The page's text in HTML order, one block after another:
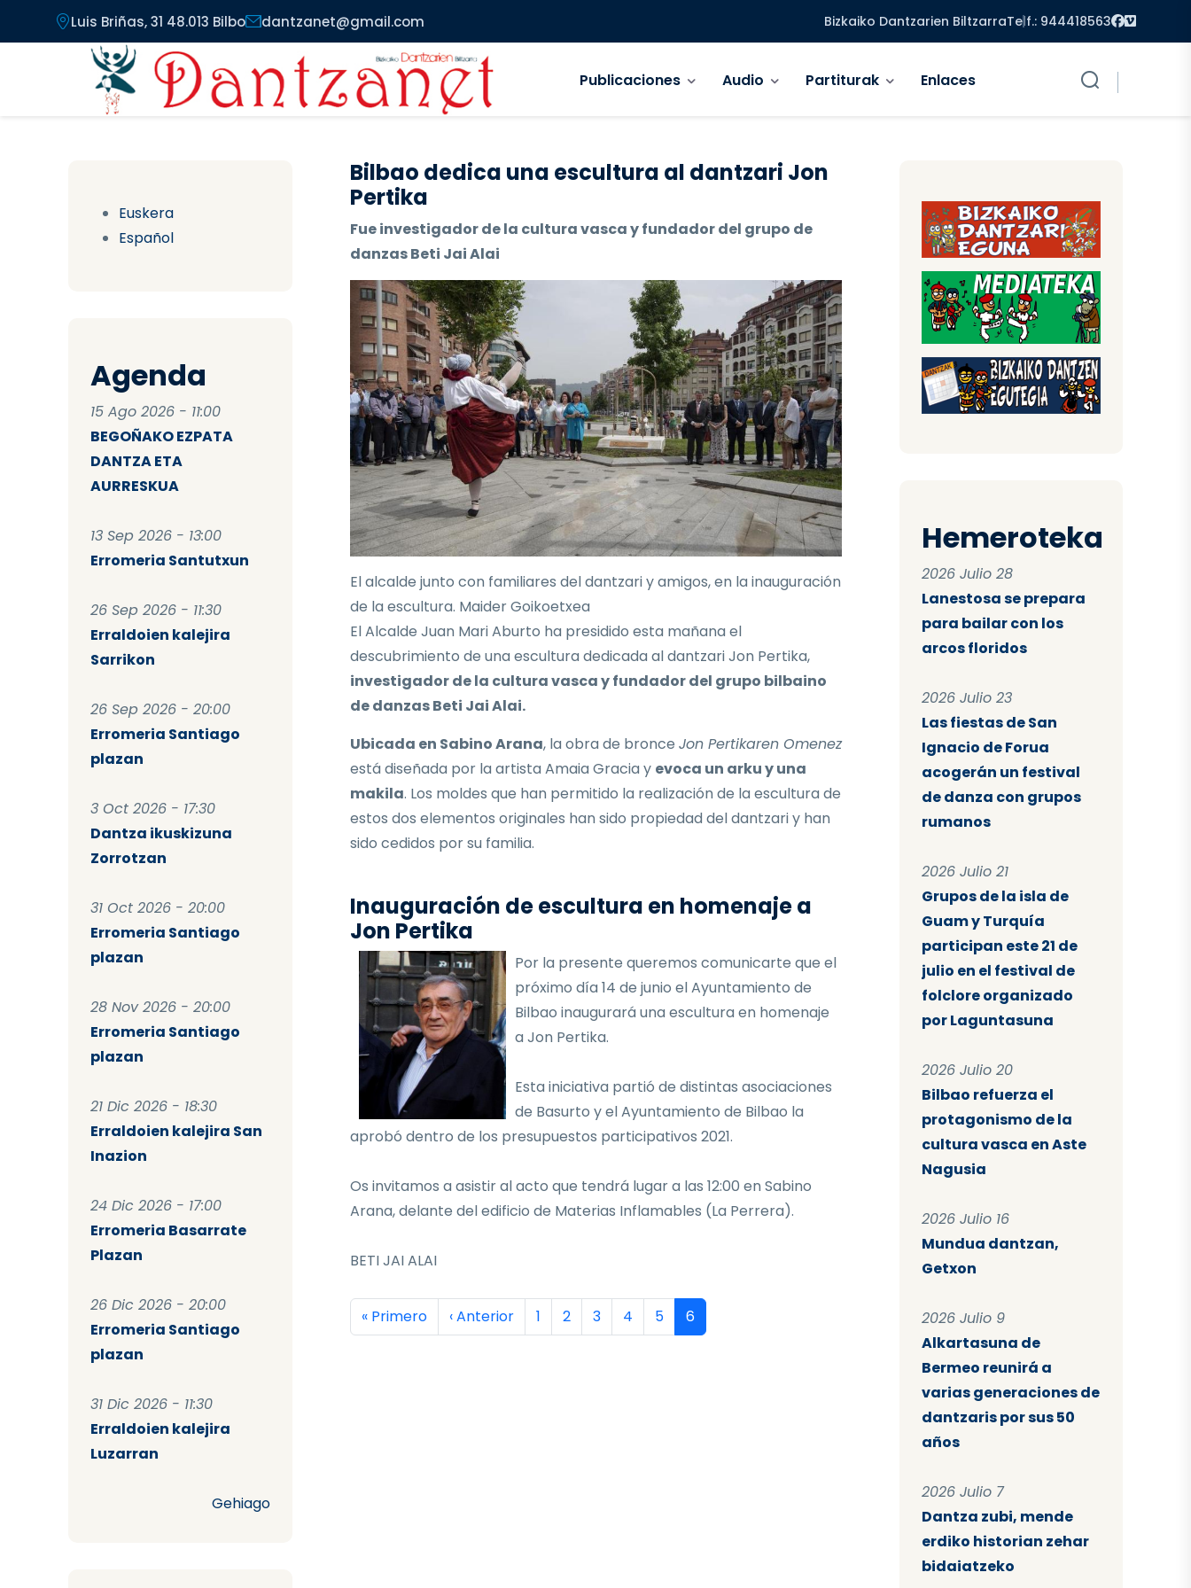
Pasar al contenido principal
Luis Briñas, 31 48.013 Bilbo dantzanet@gmail.com Bizkaiko Dantzarien BiltzarraTelf.: 944418563 Facebook
Vimeo
Publicaciones Audio Partiturak Enlaces
Euskera
Español
Agenda
15 Ago 2026 - 11:00
BEGOÑAKO EZPATA
DANTZA ETA
AURRESKUA
13 Sep 2026 - 13:00
Erromeria Santutxun
26 Sep 2026 - 11:30
Erraldoien kalejira
Sarrikon
26 Sep 2026 - 20:00
Erromeria Santiago
plazan
3 Oct 2026 - 17:30
Dantza ikuskizuna
Zorrotzan
31 Oct 2026 - 20:00
Erromeria Santiago
plazan
28 Nov 2026 - 20:00
Erromeria Santiago
plazan
21 Dic 2026 - 18:30
Erraldoien kalejira San
Inazion
24 Dic 2026 - 17:00
Erromeria Basarrate
Plazan
26 Dic 2026 - 20:00
Erromeria Santiago
plazan
31 Dic 2026 - 11:30
Erraldoien kalejira
Luzarran
Gehiago
Bilbao dedica una escultura al dantzari Jon
Pertika
Fue investigador de la cultura vasca y fundador del grupo de
danzas Beti Jai Alai
El alcalde junto con familiares del dantzari y amigos, en la inauguración
de la escultura. Maider Goikoetxea
El Alcalde Juan Mari Aburto ha presidido esta mañana el
descubrimiento de una escultura dedicada al dantzari Jon Pertika,
investigador de la cultura vasca y fundador del grupo bilbaino
de danzas Beti Jai Alai.
Ubicada en Sabino Arana, la obra de bronce Jon Pertikaren Omenez
está diseñada por la artista Amaia Gracia y evoca un arku y una
makila. Los moldes que han permitido la realización de la escultura de
estos dos elementos originales han sido propiedad del dantzari y han
sido cedidos por su familia.
Inauguración de escultura en homenaje a
Jon Pertika
Por la presente queremos comunicarte que el
próximo día 14 de junio el Ayuntamiento de
Bilbao inaugurará una escultura en homenaje
a Jon Pertika.
Esta iniciativa partió de distintas asociaciones
de Basurto y el Ayuntamiento de Bilbao la
aprobó dentro de los presupuestos participativos 2021.
Os invitamos a asistir al acto que tendrá lugar a las 12:00 en Sabino
Arana, delante del edificio de Materias Inflamables (La Perrera).
BETI JAI ALAI
Paginación
Primera página
« Primero Página anterior
‹ Anterior Página
1 Página
2 Página
3 Página
4 Página
5 Página actual
6
Hemeroteka
2026 Julio 28
Lanestosa se prepara
para bailar con los
arcos floridos
2026 Julio 23
Las fiestas de San
Ignacio de Forua
acogerán un festival
de danza con grupos
rumanos
2026 Julio 21
Grupos de la isla de
Guam y Turquía
participan este 21 de
julio en el festival de
folclore organizado
por Laguntasuna
2026 Julio 20
Bilbao refuerza el
protagonismo de la
cultura vasca en Aste
Nagusia
2026 Julio 16
Mundua dantzan,
Getxon
2026 Julio 9
Alkartasuna de
Bermeo reunirá a
varias generaciones de
dantzaris por sus 50
años
2026 Julio 7
Dantza zubi, mende
erdiko historian zehar
bidaiatzeko